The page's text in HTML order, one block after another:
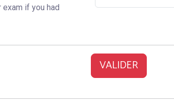
exam if you had
VALIDER